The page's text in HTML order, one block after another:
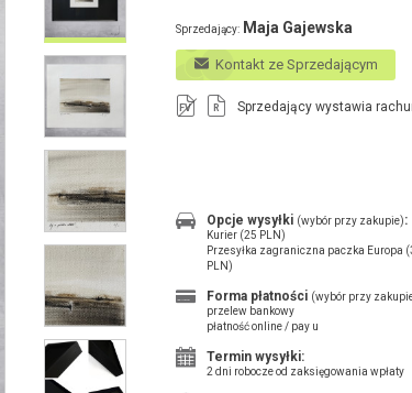
Sprzedający: Maja Gajewska
Kontakt ze Sprzedającym
FV R Sprzedający wystawia
Opcje wysyłki (wybór przy zakupie):
Kurier (25 PLN)
Przesyłka zagraniczna paczka Europa
PLN)
Forma płatności (wybór przy
przelew bankowy
płatność online / pay u
Termin wysyłki:
2 dni robocze od zaksięgowania wpłaty